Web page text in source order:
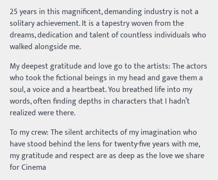
25 years in this magnificent, demanding industry is not a
solitary achievement. It is a tapestry woven from the
dreams, dedication and talent of countless individuals who
walked alongside me.
My deepest gratitude and love go to the artists: The actors
who took the fictional beings in my head and gave them a
soul, a voice and a heartbeat. You breathed life into my
words, often finding depths in characters that I hadn’t
realized were there.
To my crew: The silent architects of my imagination who
have stood behind the lens for twenty-five years with me,
my gratitude and respect are as deep as the love we share
for Cinema